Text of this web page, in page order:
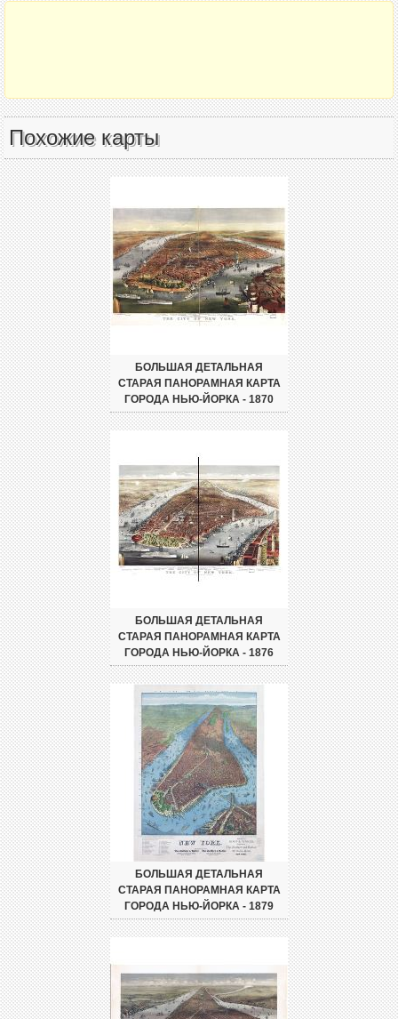
Похожие карты
БОЛЬШАЯ ДЕТАЛЬНАЯ
СТАРАЯ ПАНОРАМНАЯ КАРТА
ГОРОДА НЬЮ-ЙОРКА - 1870
БОЛЬШАЯ ДЕТАЛЬНАЯ
СТАРАЯ ПАНОРАМНАЯ КАРТА
ГОРОДА НЬЮ-ЙОРКА - 1876
БОЛЬШАЯ ДЕТАЛЬНАЯ
СТАРАЯ ПАНОРАМНАЯ КАРТА
ГОРОДА НЬЮ-ЙОРКА - 1879